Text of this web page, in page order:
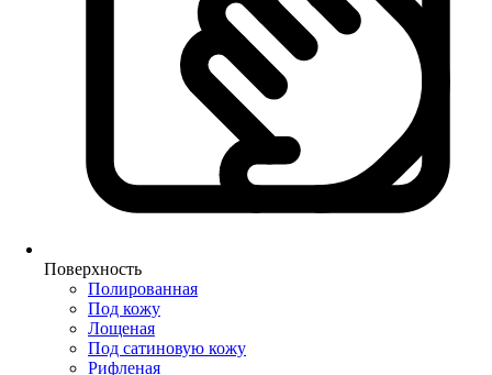
Поверхность
Полированная
Под кожу
Лощеная
Под сатиновую кожу
Рифленая